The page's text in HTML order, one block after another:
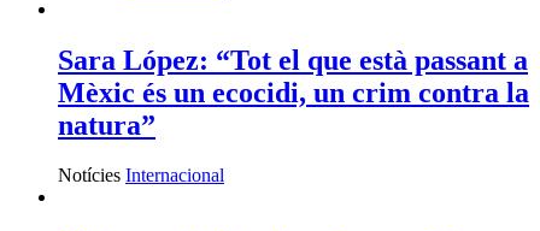
Sara López: “Tot el que està passant a
Mèxic és un ecocidi, un crim contra la
natura”
Notícies Internacional